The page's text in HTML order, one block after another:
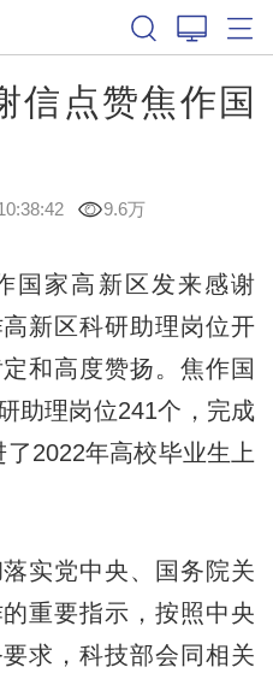
信点赞焦作国
9.6万
家高新区发来感谢
新区科研助理岗位开
和高度赞扬。焦作国
助理岗位241个，完成
2022年高校毕业生上
党中央、国务院关
重要指示，按照中央
求，科技部会同相关